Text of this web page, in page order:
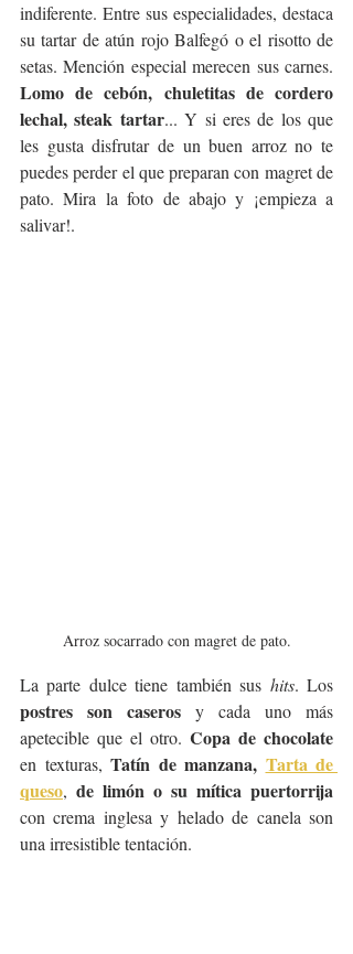
indiferente. Entre sus especialidades, destaca
su tartar de atún rojo Balfegó o el risotto de
Lomo de cebón, chuletitas de cordero
lechal, steak tartar... Y si eres de los que
les gusta disfrutar de un buen arroz no te
puedes perder el que preparan con magret de
pato. Mira la foto de abajo y ¡empieza a
salivar!.
Arroz socarrado con magret de pato.
La parte dulce tiene también sus hits
postres son caseros y cada uno más
apetecible que el otro. Copa de chocolate
en texturas, Tatín de manzana, Tarta de
queso, de limón o su mítica puertorrija
con crema inglesa y helado de canela son
una irresistible tentación.